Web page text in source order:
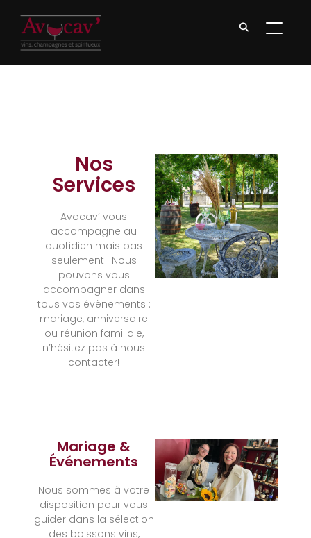
Nos
Services
Avocav’ vous
accompagne au
quotidien mais pas
seulement ! Nous
pouvons vous
accompagner dans
tous vos évènements :
mariage, anniversaire
ou réunion familiale,
n’hésitez pas à nous
contacter!
Mariage &
Événements
Nous sommes à votre
disposition pour vous
guider dans la sélection
des boissons vins,